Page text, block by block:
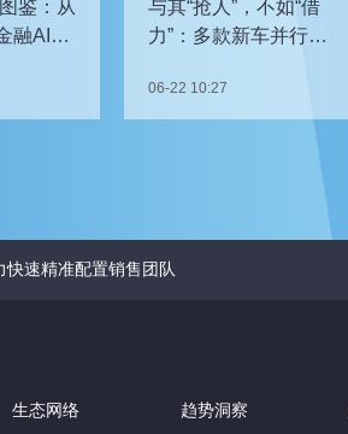
鉴：从
融AI，
与其“抢人”，不如“借
力”：多款新车并行开
关键人才？
06-22 10:27
速精准配置销售团队
生态网络 趋势洞察